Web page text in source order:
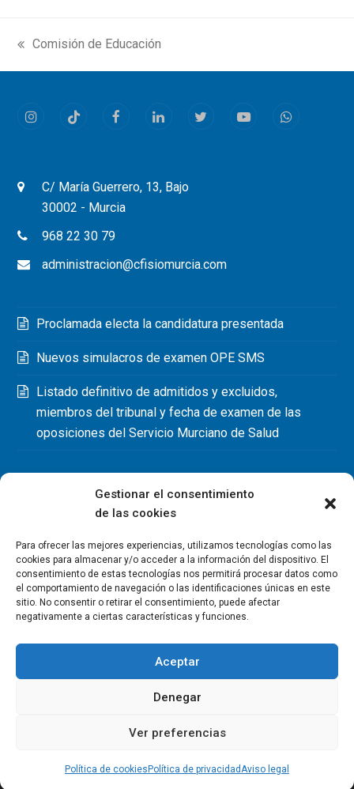
Gestionar el consentimiento
de las cookies
Para ofrecer las mejores experiencias, utilizamos tecnologías como las
cookies para almacenar y/o acceder a la información del dispositivo. El
consentimiento de estas tecnologías nos permitirá procesar datos como
el comportamiento de navegación o las identificaciones únicas en este
sitio. No consentir o retirar el consentimiento, puede afectar
negativamente a ciertas características y funciones.
Aceptar
Denegar
Ver preferencias
Política de cookies Política de privacidadAviso legal
previous
post:
Comisión de Educación
InstagramTiktok FacebookLinkedInTwitterYoutubeWhatsapp
C/ María Guerrero, 13, Bajo
30002 - Murcia
968 22 30 79
administracion@cfisiomurcia.com
Proclamada electa la candidatura presentada
Nuevos simulacros de examen OPE SMS
Listado definitivo de admitidos y excluidos,
miembros del tribunal y fecha de examen de las
oposiciones del Servicio Murciano de Salud
Copyright Colegio Oficial de Fisioterapeutas de la Región de
Contacto